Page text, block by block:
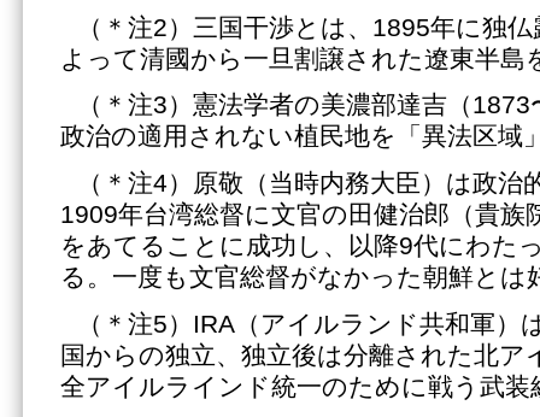
（＊注2）三国干渉とは、1895年に独
よって清國から一旦割譲された遼東半島
（＊注3）憲法学者の美濃部達吉（
政治の適用されない植民地を「異法区域
（＊注4）原敬（当時内務大臣）は政治
1909年台湾総督に文官の田健治郎（貴族
をあてることに成功し、以降9代にわた
る。一度も文官総督がなかった朝鮮とは
（＊注5）IRA（アイルランド共和軍
国からの独立、独立後は分離された北ア
全アイルラインド統一のために戦う武装